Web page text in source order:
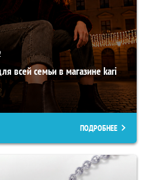
всей семьи в магазине kari
ПОДРОБНЕЕ